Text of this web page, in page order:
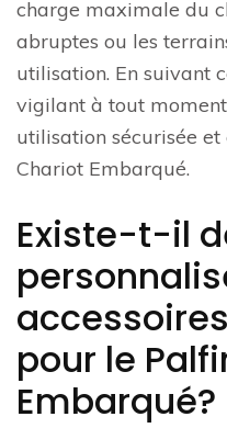
charge maximale du
abruptes ou les
utilisation. En suivant
vigilant à tout
utilisation sécurisée
Chariot Embarqué.
Existe-t-il
pour le
Embarqué?